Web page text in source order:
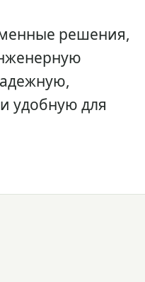
решения,
удобную для